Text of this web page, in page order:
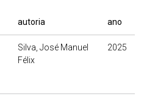
autoria ano
Silva, José Manuel
Félix
2025